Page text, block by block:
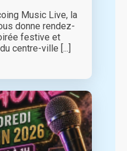
Music Live, la
donne rendez-
festive et
centre-ville [...]